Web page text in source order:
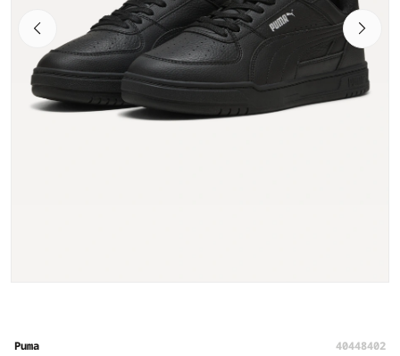
Puma 40448402